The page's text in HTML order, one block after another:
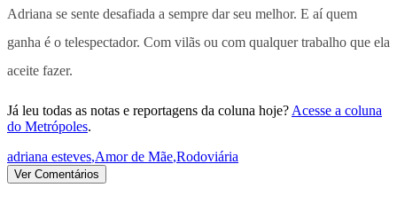
Adriana se sente desafiada a sempre dar seu melhor. E aí quem
ganha é o telespectador. Com vilãs ou com qualquer trabalho que ela
aceite fazer.
Já leu todas as notas e reportagens da coluna hoje? Acesse a coluna
do Metrópoles.
adriana esteves,Amor de Mãe,Rodoviária
Ver Comentários